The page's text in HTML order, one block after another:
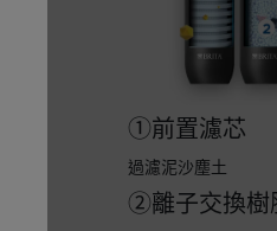
①前置濾芯
過濾泥沙塵土
②離子交換樹